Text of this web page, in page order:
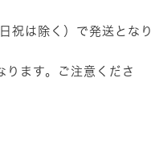
祝は除く）で発送となり
ます。ご注意くださ